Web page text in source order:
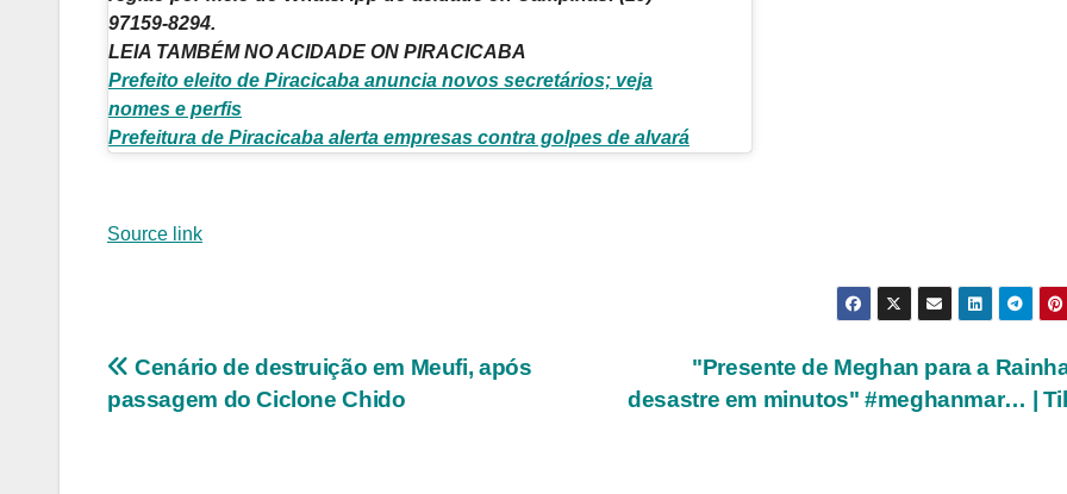
97159-8294.
LEIA TAMBÉM NO ACIDADE ON PIRACICABA
Prefeito eleito de Piracicaba anuncia novos secretários; veja
nomes e perfis
Prefeitura de Piracicaba alerta empresas contra golpes de alvará
Source link
Navegação
de
"Presente de Meghan para a
desastre em minutos" #meghanmar… |
Cenário de destruição em Meufi, após
passagem do Ciclone Chido